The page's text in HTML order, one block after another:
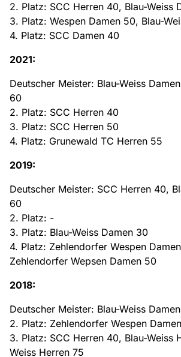
2. Platz: SCC Herren 40, Blau-Weiss
3. Platz: Wespen Damen 50, Blau-
4. Platz: SCC Damen 40
2021:
Deutscher Meister: Blau-Weiss
60
2. Platz: SCC Herren 40
3. Platz: SCC Herren 50
4. Platz: Grunewald TC Herren 55
2019:
Deutscher Meister: SCC Herren 40,
60
2. Platz: -
3. Platz: Blau-Weiss Damen 30
4. Platz: Zehlendorfer Wespen
Zehlendorfer Wepsen Damen 50
2018:
Deutscher Meister: Blau-Weiss
2. Platz: Zehlendorfer Wespen
3. Platz: SCC Herren 40, Blau-Weiss
Weiss Herren 75